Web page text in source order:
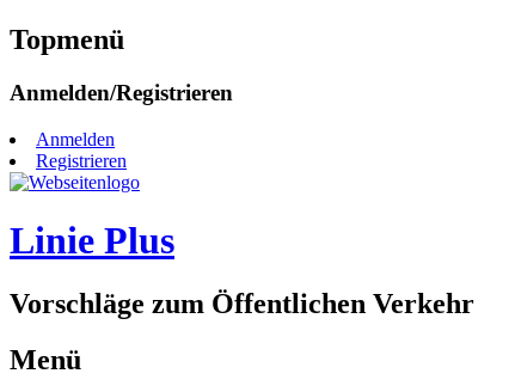
Topmenü
Zum
springen
Anmelden/Registrieren
Anmelden
Registrieren
Linie Plus
Vorschläge zum Öffentlichen Verkehr
Menü